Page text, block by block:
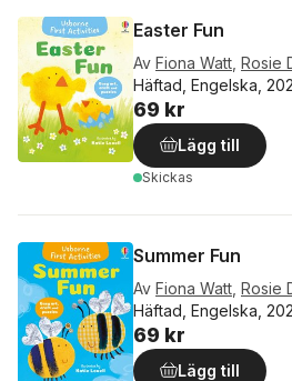
Easter Fun
Av Fiona Watt Rosie
Häftad, Engelska,
69 kr
Lägg till
Skickas
Summer Fun
Av Fiona Watt Rosie
Häftad, Engelska,
69 kr
Lägg till